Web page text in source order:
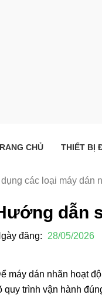
dẫn
đăng: 28/05/2026
máy dán nhãn hoạt
quy trình vận hành
CHỦ THIẾT BỊ
các loại máy dán